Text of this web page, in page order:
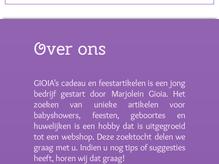
Over ons
GIOIA’s cadeau en feestartikelen is een jong
bedrijf gestart door Marjolein Gioia. Het
zoeken van unieke artikelen voor
babyshowers, feesten, geboortes en
huwelijken is een hobby dat is uitgegroeid
tot een webshop. Deze zoektocht delen we
graag met u. Indien u nog tips of suggesties
heeft, horen wij dat graag!